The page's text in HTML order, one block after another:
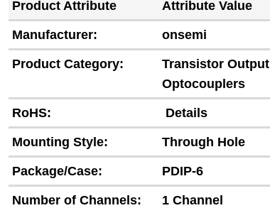
Product Attribute Attribute Value
Manufacturer: onsemi
Product Category:
Transistor Output
Optocouplers
RoHS: Details
Mounting Style: Through Hole
Package/Case: PDIP-6
Number of Channels: 1 Channel